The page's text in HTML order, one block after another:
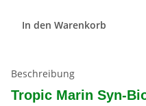
In den Warenkorb
Beschreibung
Tropic Marin Syn-